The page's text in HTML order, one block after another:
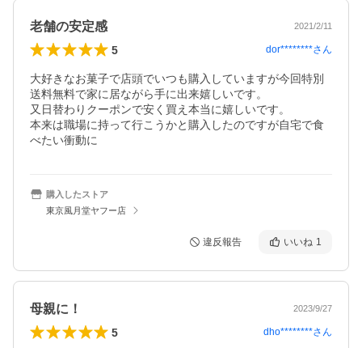
老舗の安定感 2021/2/11
5 dor********さん
大好きなお菓子で店頭でいつも購入していますが今回特別
送料無料で家に居ながら手に出来嬉しいです。
又日替わりクーポンで安く買え本当に嬉しいです。
本来は職場に持って行こうかと購入したのですが自宅で食
べたい衝動に
購入したストア
東京風月堂ヤフー店
違反報告 いいね 1
母親に！ 2023/9/27
5 dho********さん